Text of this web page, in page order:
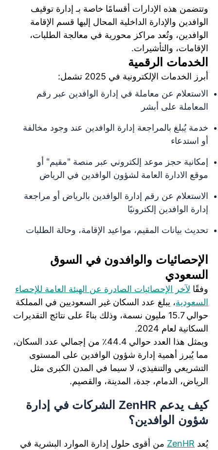
وتتضمن هذه الإدارات أقسامًا خاصة بـ إدارة توقيف
الوافدين والإدارة الداخلية المحال إليها قسم الإقامة
الوافدين، وتُعد مراكز محورية في معالجة الطلبات،
الإقامات، والتأشيرات.
الخدمات الرقمية
أبرز الخدمات الإلكترونية في 2025 تشمل:
الاستعلام عن معاملة في إدارة الوافدين عبر رقم
المعاملة على أبشر
خدمة يُبلغ بالمراجعة إدارة الوافدين عند وجود مخالفة
أو استدعاء
إمكانية حجز موعد إلكتروني عبر منصة "مقيم" أو
موقع الادارة العامة لشؤون الوافدين في الرياض
الاستعلام عن رقم إدارة الوافدين بالرياض أو مراجعة
إدارة الوافدين إلكترونيًا
تحديث بيانات المقيم، مواعيد الإقامة، وحالة الطلبات
الإحصائيات والوافدون في السوق
السعودي
وفقًا لآخر الإحصائيات الصادرة عن الهيئة العامة للإحصاء
السعودية، يبلغ عدد السكان غير السعوديين في المملكة
حوالي 15.7 مليون نسمة، وذلك بناءً على نتائج التقديرات
السكانية لعام 2024.
ويمثل هذا العدد حوالي 44.4٪ من إجمالي عدد السكان،
مما يُبرز أهمية إدارة شؤون الوافدين على المستوى
التشريعي والتنفيذي، لا سيما في المدن الكبرى مثل
الرياض، الدمام، جدة، المدينة، والقصيم.
كيف يدعم ZenHR الشركات في إدارة
شؤون الوافدين؟
يُعد ZenHR من أقوى حلول إدارة الموارد البشرية في